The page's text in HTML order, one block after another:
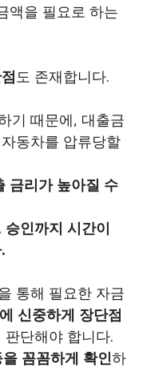
액을 필요로 하는
도 존재합니다.
기 때문에, 대출금
동차를 압류당할
금리가 높아질 수
인까지 시간이
통해 필요한 자금
신중하게 장단점
단해야 합니다.
꼼꼼하게 확인하